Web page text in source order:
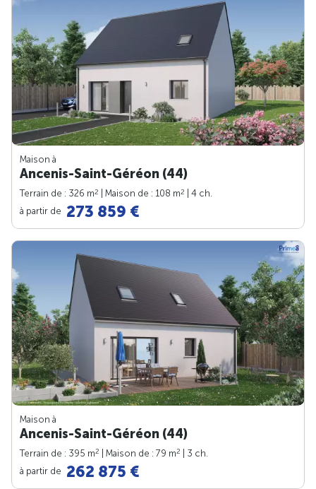
Maison à
Ancenis-Saint-Géréon (44)
Terrain de : 326 m2 | Maison de : 108 m2
| 4 ch.
à partir de 273 859 €
Maison à
Ancenis-Saint-Géréon (44)
Terrain de : 395 m2 | Maison de : 79 m2
| 3 ch.
à partir de 262 875 €